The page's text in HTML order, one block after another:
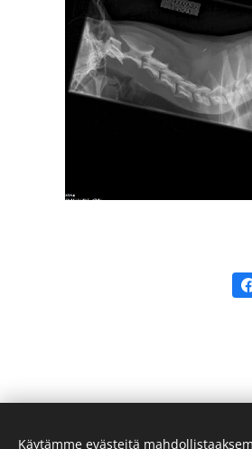
© 2022 kennel
Käytämme evästeitä